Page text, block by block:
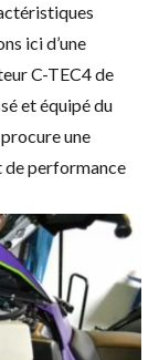
ici d’une
C-TEC4 de
et équipé du
une
de performance